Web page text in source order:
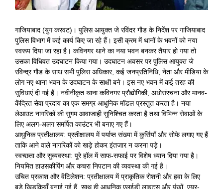
गाजियाबाद (युग करवट)। पुलिस आयुक्त जे रविंदर गौड के निर्देश पर गाजियाबाद
पुलिस विभाग में कई कार्य किए जा रहे हैं। इसी क्रम में थानों के भवनों को नया
स्वरूप दिया जा रहा है। कविनगर थाने का नया भवन बनकर तैयार हो गया तो
उसका विधिवत उदघाटन किया गया। उदघाटन अवसर पर पुलिस आयुक्त जे
रविन्द्र गौड के साथ सभी पुलिस अधिकार, कई जनप्रतिनिधि, नेता और मीडिया के
लोग नए थाना भवन के उदघाटन के साक्षी बने। इस नए भवन में कई तरह की
सुविधाएं दी गई हैं। नवीनीकृत थाना कविनगर प्रौद्योगिकी, अधोसंरचना और मानव-
केंद्रित सेवा प्रदाय का एक समग्र आधुनिक मॉडल प्रस्तुत करता है। नया
लेआउट नागरिकों की सुगम आवाजाही सुनिश्चित करता है तथा विभिन्न सेवाओं के
लिए अलग-अलग समर्पित काउंटर भी बनाए गए हैं।
आधुनिक प्रतीक्षालय: प्रतीक्षालय में पर्याप्त संख्या में कुर्सियाँ और सोफे लगाए गए हैं
ताकि आने वाले नागरिकों को खड़े होकर इंतजार न करना पड़े।
स्वच्छता और सुव्यवस्था: पूरे हॉल में साफ-सफाई पर विशेष ध्यान दिया गया है।
नियमित हाउसकीपिंग और कचरा निपटान की व्यवस्था की गई है।
उचित प्रकाश और वेंटिलेशन: प्रतीक्षालय में प्राकृतिक रोशनी और हवा के लिए
बड़े खिड़कियाँ बनाई गई हैं, साथ ही आधुनिक एलईडी लाइट्स और पंखों, एयर-